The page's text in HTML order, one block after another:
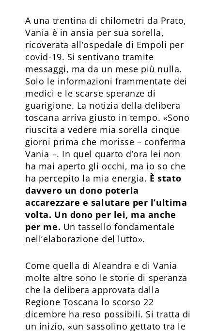
A una trentina di chilometri da Prato,
Vania è in ansia per sua sorella,
ricoverata all’ospedale di Empoli per
covid-19. Si sentivano tramite
messaggi, ma da un mese più nulla.
Solo le informazioni frammentate dei
medici e le scarse speranze di
guarigione. La notizia della delibera
toscana arriva giusto in tempo. «Sono
riuscita a vedere mia sorella cinque
giorni prima che morisse – conferma
Vania –. In quel quarto d’ora lei non
ha mai aperto gli occhi, ma io so che
ha percepito la mia energia. È stato
davvero un dono poterla
accarezzare e salutare per l’ultima
volta. Un dono per lei, ma anche
per me. Un tassello fondamentale
nell’elaborazione del lutto».
Come quella di Aleandra e di Vania
molte altre sono le storie di speranza
che la delibera approvata dalla
Regione Toscana lo scorso 22
dicembre ha reso possibili. Si tratta di
un inizio, «un sassolino gettato tra le